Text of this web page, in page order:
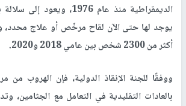
الديمقراطية منذ عام 1976،
يوجد لها حتى الآن لقاح مرخّص أو علاج
أكثر من 2300 شخص بين عامي 2018 و2020.
ووفقًا للجنة الإنقاذ الدولية، فإن الهروب من
بالعادات التقليدية في التعامل مع الجثامين،